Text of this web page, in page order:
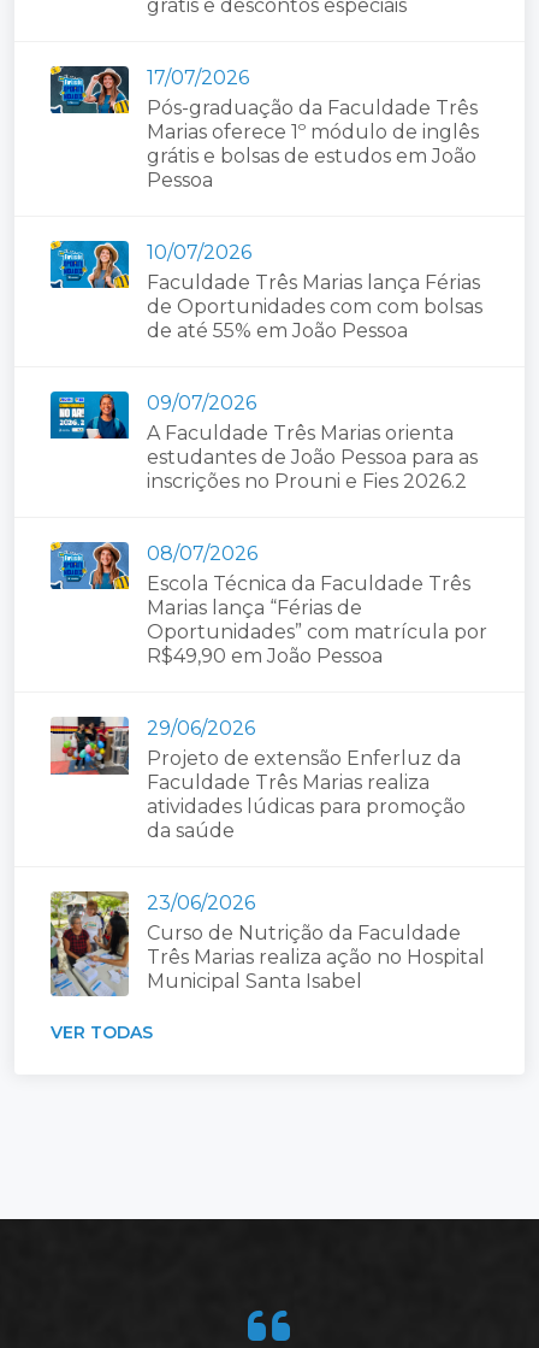
grátis e descontos especiais
17/07/2026
Pós-graduação da Faculdade Três
Marias oferece 1º módulo de inglês
grátis e bolsas de estudos em João
Pessoa
10/07/2026
Faculdade Três Marias lança Férias
de Oportunidades com com bolsas
de até 55% em João Pessoa
09/07/2026
A Faculdade Três Marias orienta
estudantes de João Pessoa para as
inscrições no Prouni e Fies 2026.2
08/07/2026
Escola Técnica da Faculdade Três
Marias lança “Férias de
Oportunidades” com matrícula por
R$49,90 em João Pessoa
29/06/2026
Projeto de extensão Enferluz da
Faculdade Três Marias realiza
atividades lúdicas para promoção
da saúde
23/06/2026
Curso de Nutrição da Faculdade
Três Marias realiza ação no Hospital
Municipal Santa Isabel
VER TODAS